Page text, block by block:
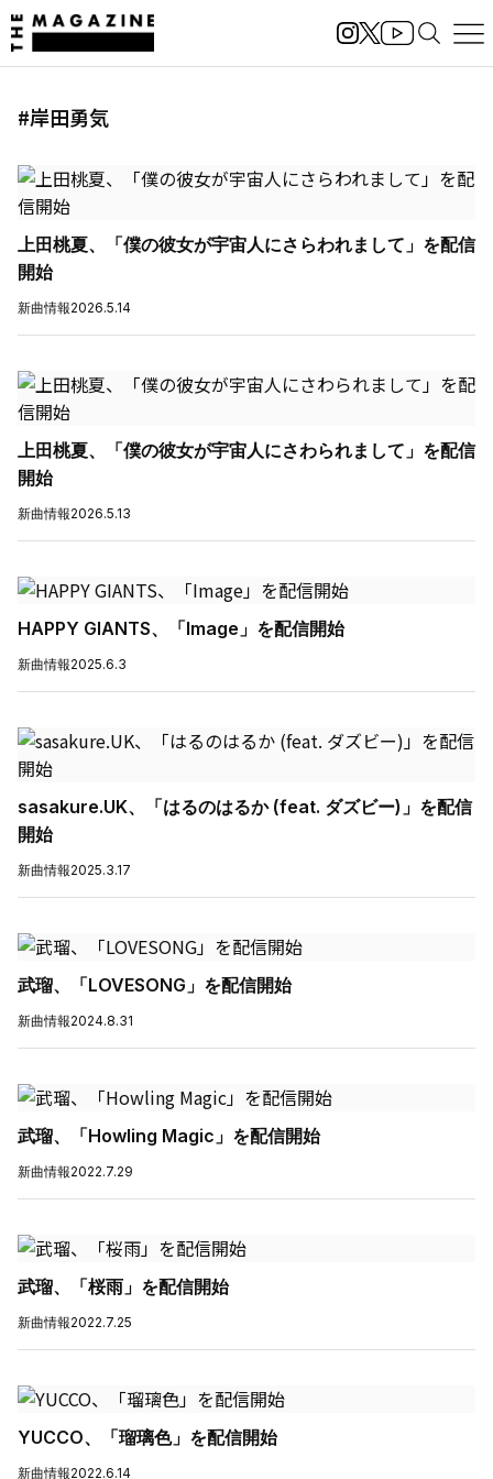
#岸田勇気
上田桃夏、「僕の彼女が宇宙人にさらわれまして」を配信
開始
新曲情報2026.5.14
上田桃夏、「僕の彼女が宇宙人にさわられまして」を配信
開始
新曲情報2026.5.13
HAPPY GIANTS、「Image」を配信開始
新曲情報2025.6.3
sasakure.UK、「はるのはるか (feat. ダズビー)」を配信
開始
新曲情報2025.3.17
武瑠、「LOVESONG」を配信開始
新曲情報2024.8.31
武瑠、「Howling Magic」を配信開始
新曲情報2022.7.29
武瑠、「桜雨」を配信開始
新曲情報2022.7.25
YUCCO、「瑠璃色」を配信開始
新曲情報2022.6.14